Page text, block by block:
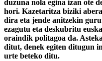
duzuna nola egina izan ote
hori. Kazetaritza biziki
dira eta jende anitzekin
ezagutu eta deskubritu
oraindik politagoa da.
ditut, denek egiten ditugun
urte beteko ditu.